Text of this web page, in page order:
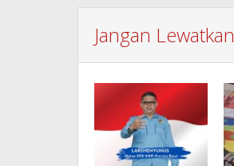
Jangan Lewatkan